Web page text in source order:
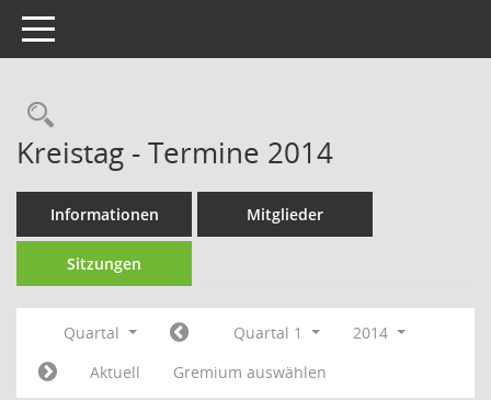
Toggle navigation
Rechercheauswahl
Kreistag - Termine 2014
Informationen Mitglieder
Sitzungen
Quartal Quartal 1
2014
Aktuell
Gremium auswählen